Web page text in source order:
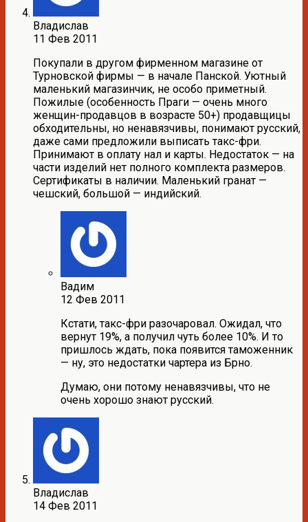
Владислав
11 Фев 2011
Покупали в другом фирменном магазине от
Турновской фирмы — в начале Панской. Уютный
маленький магазинчик, не особо приметный.
Пожилые (особенность Праги — очень много
женщин-продавцов в возрасте 50+) продавщицы
обходительны, но ненавязчивы, понимают русский,
даже сами предложили выписать такс-фри.
Принимают в оплату нал и карты. Недостаток — на
части изделий нет полного комплекта размеров.
Сертификаты в наличии. Маленький гранат —
чешский, большой — индийский.
Вадим
12 Фев 2011
Кстати, такс-фри разочаровал. Ожидал, что
вернут 19%, а получил чуть более 10%. И то
пришлось ждать, пока появится таможенник
— ну, это недостатки чартера из Брно.
Думаю, они потому ненавязчивы, что не
очень хорошо знают русский.
Владислав
14 Фев 2011